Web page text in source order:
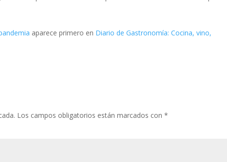
aparece primero en Diario de Gastronomía: Cocina, vino,
Los campos obligatorios están marcados con*